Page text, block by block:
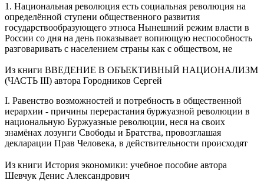
1. Национальная революция есть социальная революция на
определённой ступени общественного развития
государствообразующего этноса Нынешний режим власти в
России со дня на день показывает вопиющую неспособность
разговаривать с населением страны как с обществом, не
Из книги ВВЕДЕНИЕ В ОБЪЕКТИВНЫЙ НАЦИОНАЛИЗМ
(ЧАСТЬ III) автора Городников Сергей
I. Равенство возможностей и потребность в общественной
иерархии - причины перерастания буржуазной революции в
национальную Буржуазные революции, неся на своих
знамёнах лозунги Свободы и Братства, провозглашая
декларации Прав Человека, в действительности происходят
Из книги История экономики: учебное пособие автора
Шевчук Денис Александрович